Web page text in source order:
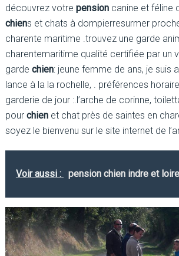
découvrez votre pensioncanine et féline
chiens et chats à dompierresurmer
charente maritime .trouvez une garde
charentemaritime qualité certifiée par un
garde chien: jeune femme de ans, je suis
lance à la la rochelle, . préférences
garderie de jour :.l’arche de corinne,
pour chienet chat près de saintes en
soyez le bienvenu sur le site internet de
Voir aussi : pension chien indre et loire